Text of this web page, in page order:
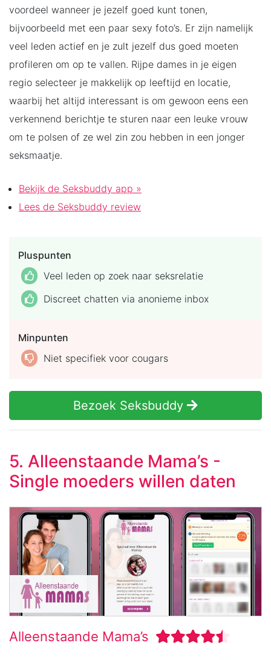
voordeel wanneer je jezelf goed kunt tonen,
bijvoorbeeld met een paar sexy foto’s. Er zijn namelijk
veel leden actief en je zult jezelf dus goed moeten
profileren om op te vallen. Rijpe dames in je eigen
regio selecteer je makkelijk op leeftijd en locatie,
waarbij het altijd interessant is om gewoon eens een
verkennend berichtje te sturen naar een leuke vrouw
om te polsen of ze wel zin zou hebben in een jonger
seksmaatje.
Bekijk de Seksbuddy app »
Lees de Seksbuddy review
Pluspunten
Veel leden op zoek naar seksrelatie
Discreet chatten via anonieme inbox
Minpunten
Niet specifiek voor cougars
Bezoek Seksbuddy
5. Alleenstaande Mama’s -
Single moeders willen daten
Alleenstaande Mama’s